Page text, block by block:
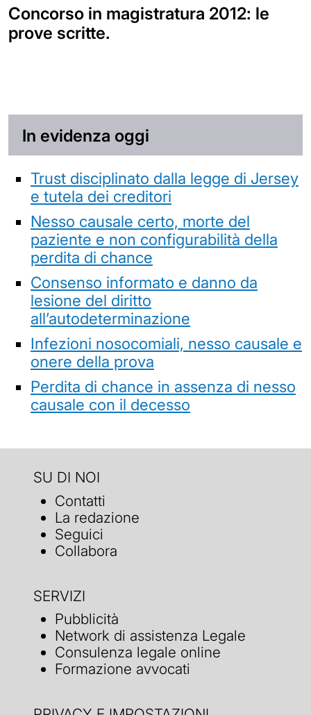
Concorso in magistratura 2012: le
prove scritte.
In evidenza oggi
Trust disciplinato dalla legge di Jersey
e tutela dei creditori
Nesso causale certo, morte del
paziente e non configurabilità della
perdita di chance
Consenso informato e danno da
lesione del diritto
all’autodeterminazione
Infezioni nosocomiali, nesso causale e
onere della prova
Perdita di chance in assenza di nesso
causale con il decesso
SU DI NOI
Contatti
La redazione
Seguici
Collabora
SERVIZI
Pubblicità
Network di assistenza Legale
Consulenza legale online
Formazione avvocati